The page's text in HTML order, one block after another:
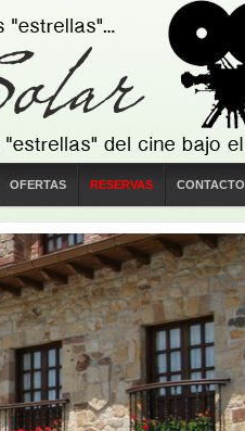
OFERTAS RESERVAS CONTACTO